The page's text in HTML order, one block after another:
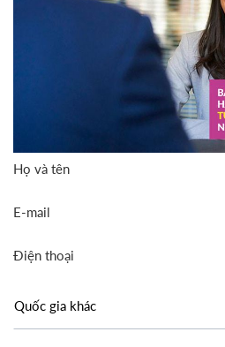
Họ và tên
E-mail
Điện thoại